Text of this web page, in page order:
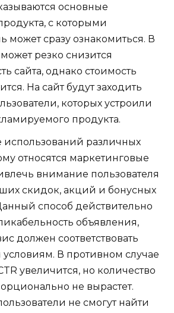
основные
с которыми
может сразу ознакомиться. В
резко снизится
сайта, однако стоимость
На сайт будут заходить
которых устроили
продукта.
различных
относятся маркетинговые
внимание пользователя
скидок, акций и бонусных
способ действительно
объявления,
должен соответствовать
В противном случае
увеличится, но количество
не вырастет.
не смогут найти